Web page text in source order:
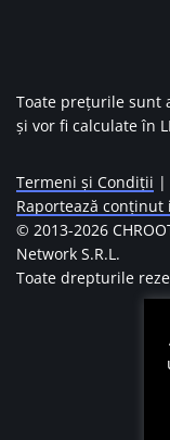
Toate prețurile sunt
și vor fi calculate în
Termeni și Condiții |
Raportează conținut
© 2013-2026
Network S.R.L.
Toate drepturile